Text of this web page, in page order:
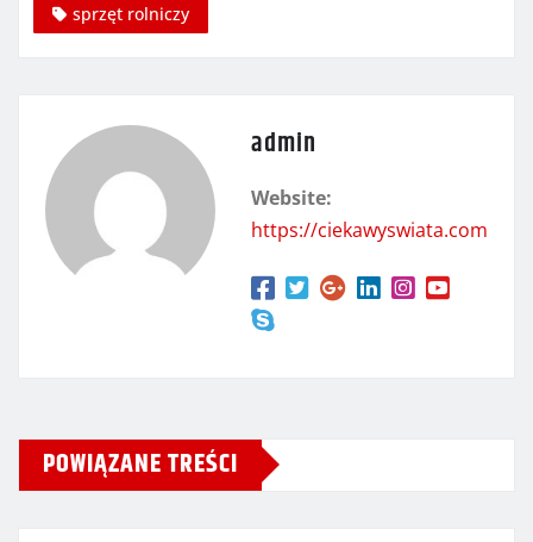
sprzęt rolniczy
admin
Website:
https://ciekawyswiata.com
POWIĄZANE TREŚCI